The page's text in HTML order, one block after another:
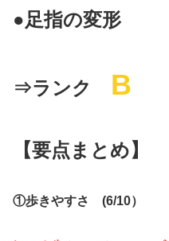
●足指の変形
⇒ランク B
【要点まとめ】
①歩きやすさ (6/10）